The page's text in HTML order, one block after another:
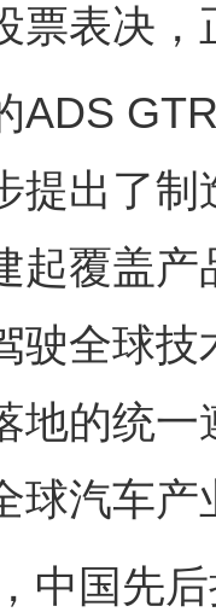
票表决，
GTR
提出了
起覆盖
驶全球
地的统
球汽车
国先后